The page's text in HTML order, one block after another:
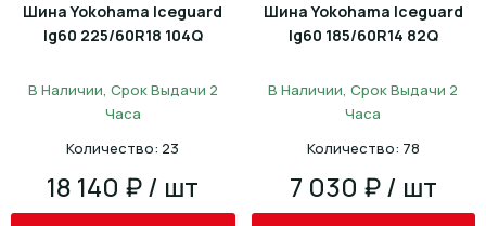
Шина Yokohama Iceguard
Ig60 225/60R18 104Q
В Наличии, Срок Выдачи 2
Часа
Количество: 23
18 140 ₽ / шт
Шина Yokohama Iceguard
Ig60 185/60R14 82Q
В Наличии, Срок Выдачи 2
Часа
Количество: 78
7 030 ₽ / шт